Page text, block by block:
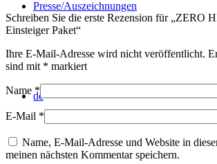
Presse/Auszeichnungen
de
Schreiben Sie die erste Rezension für „ZERO
Einsteiger Paket“
Ihre E-Mail-Adresse wird nicht veröffentlicht.
sind mit * markiert
Name *
E-Mail *
Name, E-Mail-Adresse und Website in
meinen nächsten Kommentar speichern.